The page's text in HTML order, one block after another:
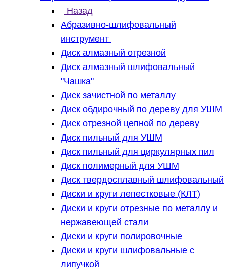
Назад
Абразивно-шлифовальный
инструмент
Диск алмазный отрезной
Диск алмазный шлифовальный
"Чашка"
Диск зачистной по металлу
Диск обдирочный по дереву для УШМ
Диск отрезной цепной по дереву
Диск пильный для УШМ
Диск пильный для циркулярных пил
Диск полимерный для УШМ
Диск твердосплавный шлифовальный
Диски и круги лепестковые (КЛТ)
Диски и круги отрезные по металлу и
нержавеющей стали
Диски и круги полировочные
Диски и круги шлифовальные с
липучкой